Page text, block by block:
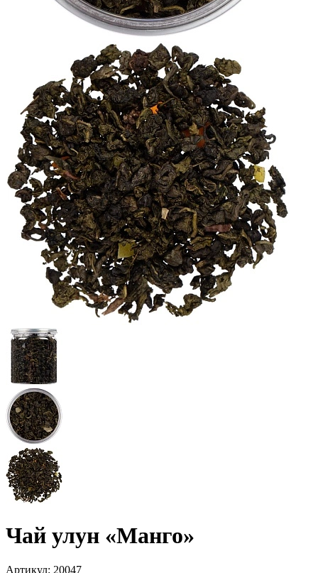
Чай улун «Манго»
Артикул: 20047